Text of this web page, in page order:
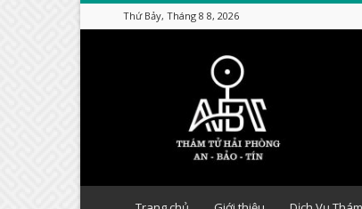
Thứ Bảy, Tháng 8 8, 2026
Thám
tử
Hải
Phòng